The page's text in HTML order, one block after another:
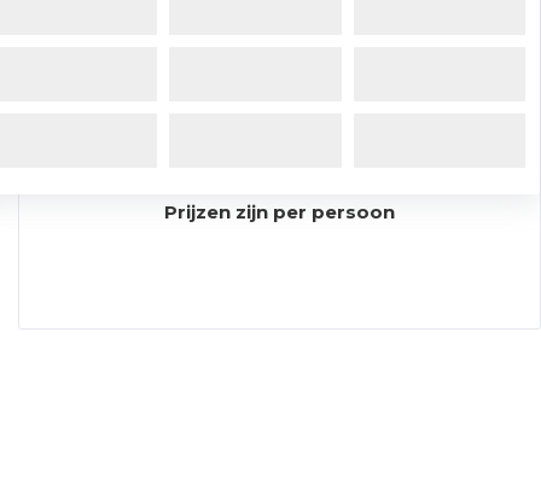
Prijzen zijn per persoon